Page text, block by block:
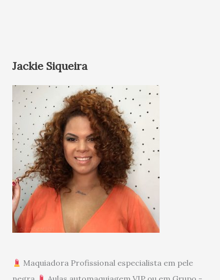
Jackie Siqueira
Maquiadora Profissional especialista em pele